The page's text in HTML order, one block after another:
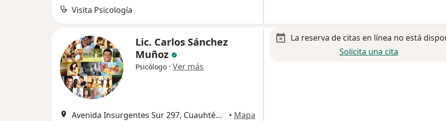
Visita Psicología
Lic. Carlos Sánchez
Muñoz
Psicólogo · Ver más
Avenida Insurgentes Sur 297, Cuauhtémoc • Mapa
La reserva de citas en línea no está
Solicita una cita